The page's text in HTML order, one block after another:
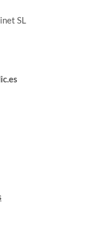
SL